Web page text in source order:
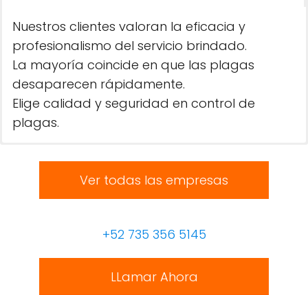
Nuestros clientes valoran la eficacia y
profesionalismo del servicio brindado.
La mayoría coincide en que las plagas
desaparecen rápidamente.
Elige calidad y seguridad en control de
plagas.
Ver todas las empresas
+52 735 356 5145
LLamar Ahora